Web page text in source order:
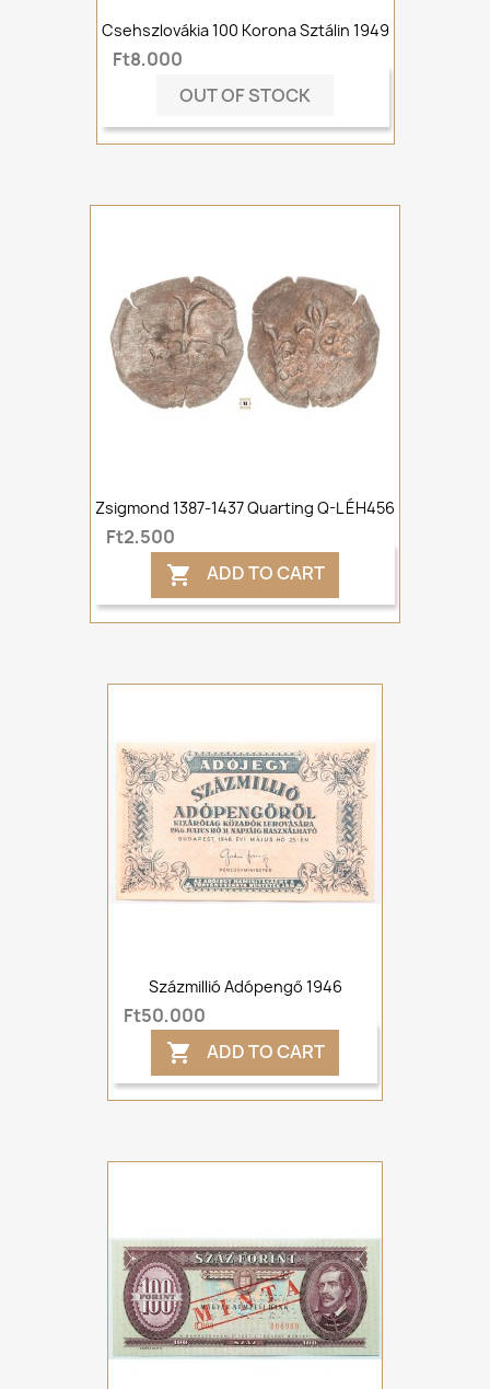
Csehszlovákia 100 Korona Sztálin 1949
Ft8,000
OUT OF STOCK
Zsigmond 1387-1437 Quarting Q-L ÉH456
Ft2,500
 ADD TO CART
Százmillió Adópengő 1946
Ft50,000
 ADD TO CART